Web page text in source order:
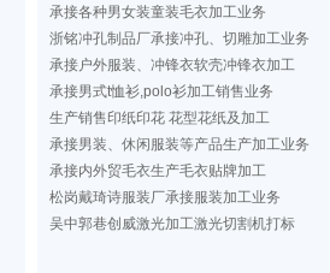
承接各种男女装童装毛衣加工业务
浙铭冲孔制品厂承接冲孔、切雕加工业务
承接户外服装、冲锋衣软壳冲锋衣加工
承接男式t恤衫,polo衫加工销售业务
生产销售印纸印花 花型花纸及加工
承接男装、休闲服装等产品生产加工业务
承接内外贸毛衣生产毛衣贴牌加工
松岗戴琦诗服装厂承接服装加工业务
吴中郭巷创威激光加工激光切割机打标